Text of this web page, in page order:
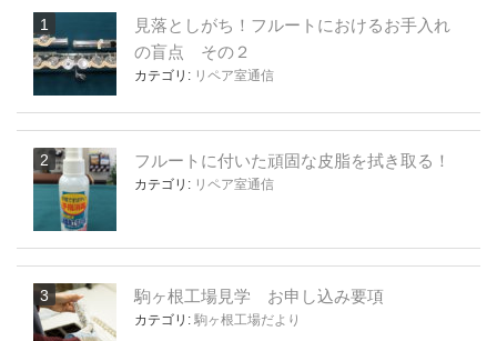
見落としがち！フルートにおけるお手入れ
の盲点 その２
カテゴリ: リペア室通信
フルートに付いた頑固な皮脂を拭き取る！
カテゴリ: リペア室通信
駒ヶ根工場見学 お申し込み要項
カテゴリ: 駒ヶ根工場だより